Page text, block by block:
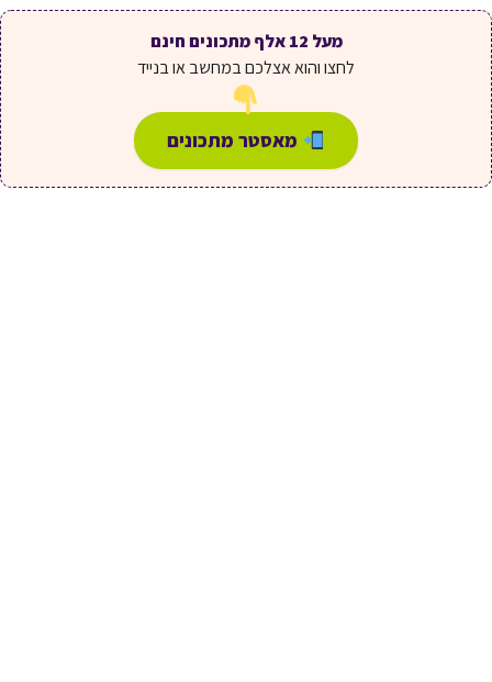
מעל 12 אלף מתכונים חינם
לחצו והוא אצלכם במחשב או בנייד
מאסטר מתכונים